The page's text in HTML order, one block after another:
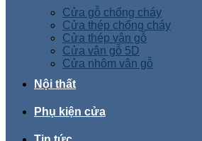
Cửa gỗ chống cháy
Cửa thép chống cháy
Cửa thép vân gỗ
Cửa vân gỗ 5D
Cửa nhôm vân gỗ
Nội thất
Phụ kiện cửa